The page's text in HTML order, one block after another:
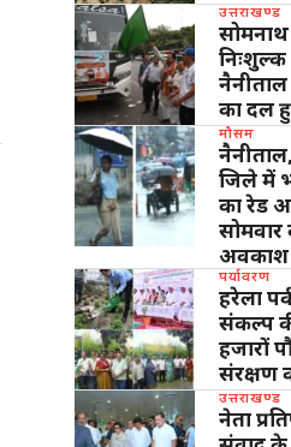
उत्तराखण्ड
सोमनाथ
निःशुल्क
का दल
मौसम
जिले में
का रेड
अवकाश
पर्यावरण
हरेला
संकल्प
हजारों
संरक्षण
उत्तराखण्ड
नेता